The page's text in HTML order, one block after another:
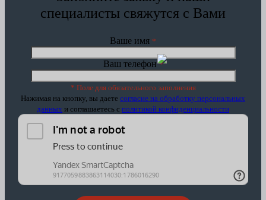
специалисты свяжутся с Вами
Ваше имя *
Ваш телефон*
* Поле для обязательного заполнения
Нажимая на кнопку, вы даете согласие на обработку персональных
данных и соглашаетесь c политикой конфиденциальности